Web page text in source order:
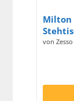
Milton
von Zesso